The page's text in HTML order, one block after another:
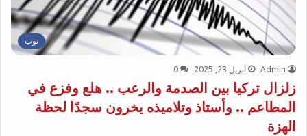
توب
Admin أبريل 23, 2025 0
زلزال تركيا بين الصدمة والرعب .. هلع وفزع في
المطاعم .. وأستاذ وتلاميذه يخرون سجدًا لحظة
الهزة